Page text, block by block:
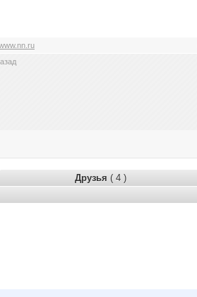
Друзья ( 4 )